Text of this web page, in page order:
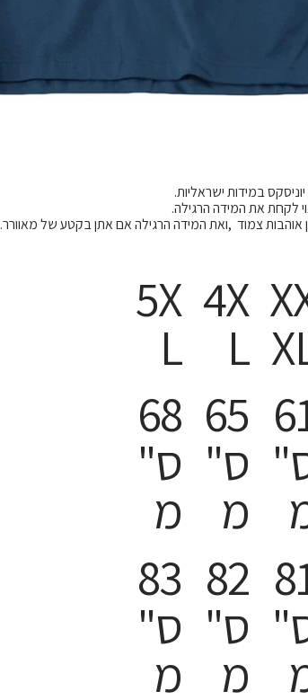
במידות ישראליות.
לקחת את המידה הרגילה.
אוהבות צמוד ,ואת המידה הרגילה אם אתן בקטע של מאוורר.
5X
L
68
ס"
מ
83
ס"
מ
4X
L
65
ס"
מ
82
ס"
מ